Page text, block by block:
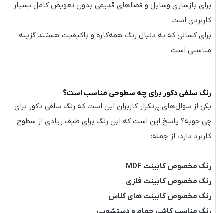
برای بازسازی وسایل و فضاهای قدیمی بدون تعویض کامل بسیار
کاربردی است
برای کسانی که به دنبال رنگ همه‌کاره و باکیفیت هستند گزینه
مناسبی است
رنگ سلفی دکور برای چه سطوحی مناسب است؟
یکی از سوال‌های پرتکرار کاربران این است که رنگ سلفی دکور برای
چی خوبه؟ پاسخ این است که این رنگ برای طیف زیادی از سطوح
کاربرد دارد، از جمله:
رنگ مخصوص کابینت MDF
رنگ مخصوص کابینت فلزی
رنگ مخصوص کابینت های گلاس